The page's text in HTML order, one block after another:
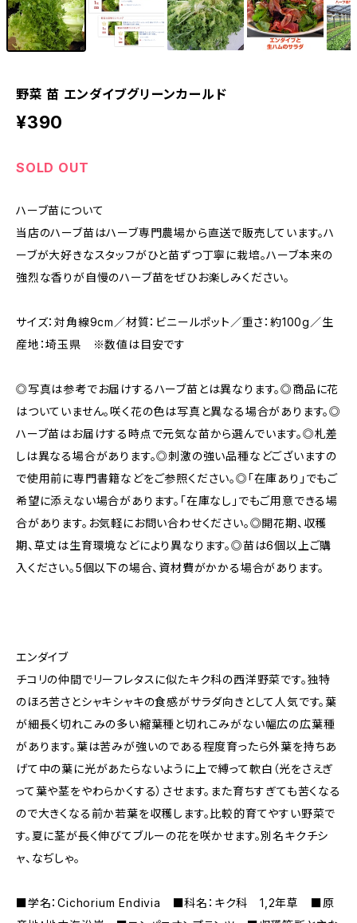
野菜 苗 エンダイブグリーンカールド
¥390
SOLD OUT
ハーブ苗について
当店のハーブ苗はハーブ専門農場から直送で販売しています。ハ
ーブが大好きなスタッフがひと苗ずつ丁寧に栽培。ハーブ本来の
強烈な香りが自慢のハーブ苗をぜひお楽しみください。
サイズ：対角線9cm／材質：ビニールポット／重さ：約100g／生
産地：埼玉県 ※数値は目安です
◎写真は参考でお届けするハーブ苗とは異なります。◎商品に花
はついていません。咲く花の色は写真と異なる場合があります。◎
ハーブ苗はお届けする時点で元気な苗から選んでいます。◎札差
しは異なる場合があります。◎刺激の強い品種などございますの
で使用前に専門書籍などをご参照ください。◎「在庫あり」でもご
希望に添えない場合があります。「在庫なし」でもご用意できる場
合があります。お気軽にお問い合わせください。◎開花期、収穫
期、草丈は生育環境などにより異なります。◎苗は6個以上ご購
入ください。5個以下の場合、資材費がかかる場合があります。
エンダイブ
チコリの仲間でリーフレタスに似たキク科の西洋野菜です。独特
のほろ苦さとシャキシャキの食感がサラダ向きとして人気です。葉
が細長く切れこみの多い縮葉種と切れこみがない幅広の広葉種
があります。葉は苦みが強いのである程度育ったら外葉を持ちあ
げて中の葉に光があたらないように上で縛って軟白（光をさえぎ
って葉や茎をやわらかくする）させます。また育ちすぎても苦くなる
ので大きくなる前か若葉を収穫します。比較的育てやすい野菜で
す。夏に茎が長く伸びてブルーの花を咲かせます。別名キクチシ
ャ、なぢしゃ。
■学名：Cichorium Endivia ■科名：キク科 1,2年草 ■原